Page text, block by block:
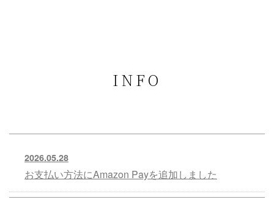
INFO
2026.05.28
お支払い方法にAmazon Payを追加しました